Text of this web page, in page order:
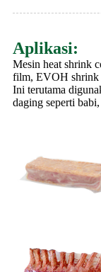
Aplikasi:
Mesin heat shrink
film, EVOH shrink
Ini terutama
daging seperti